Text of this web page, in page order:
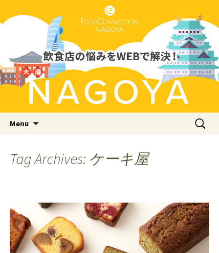
フードコネクション名古屋支店
ブログ
Just another WordPress site
Menu
検
Tag Archives: ケーキ屋